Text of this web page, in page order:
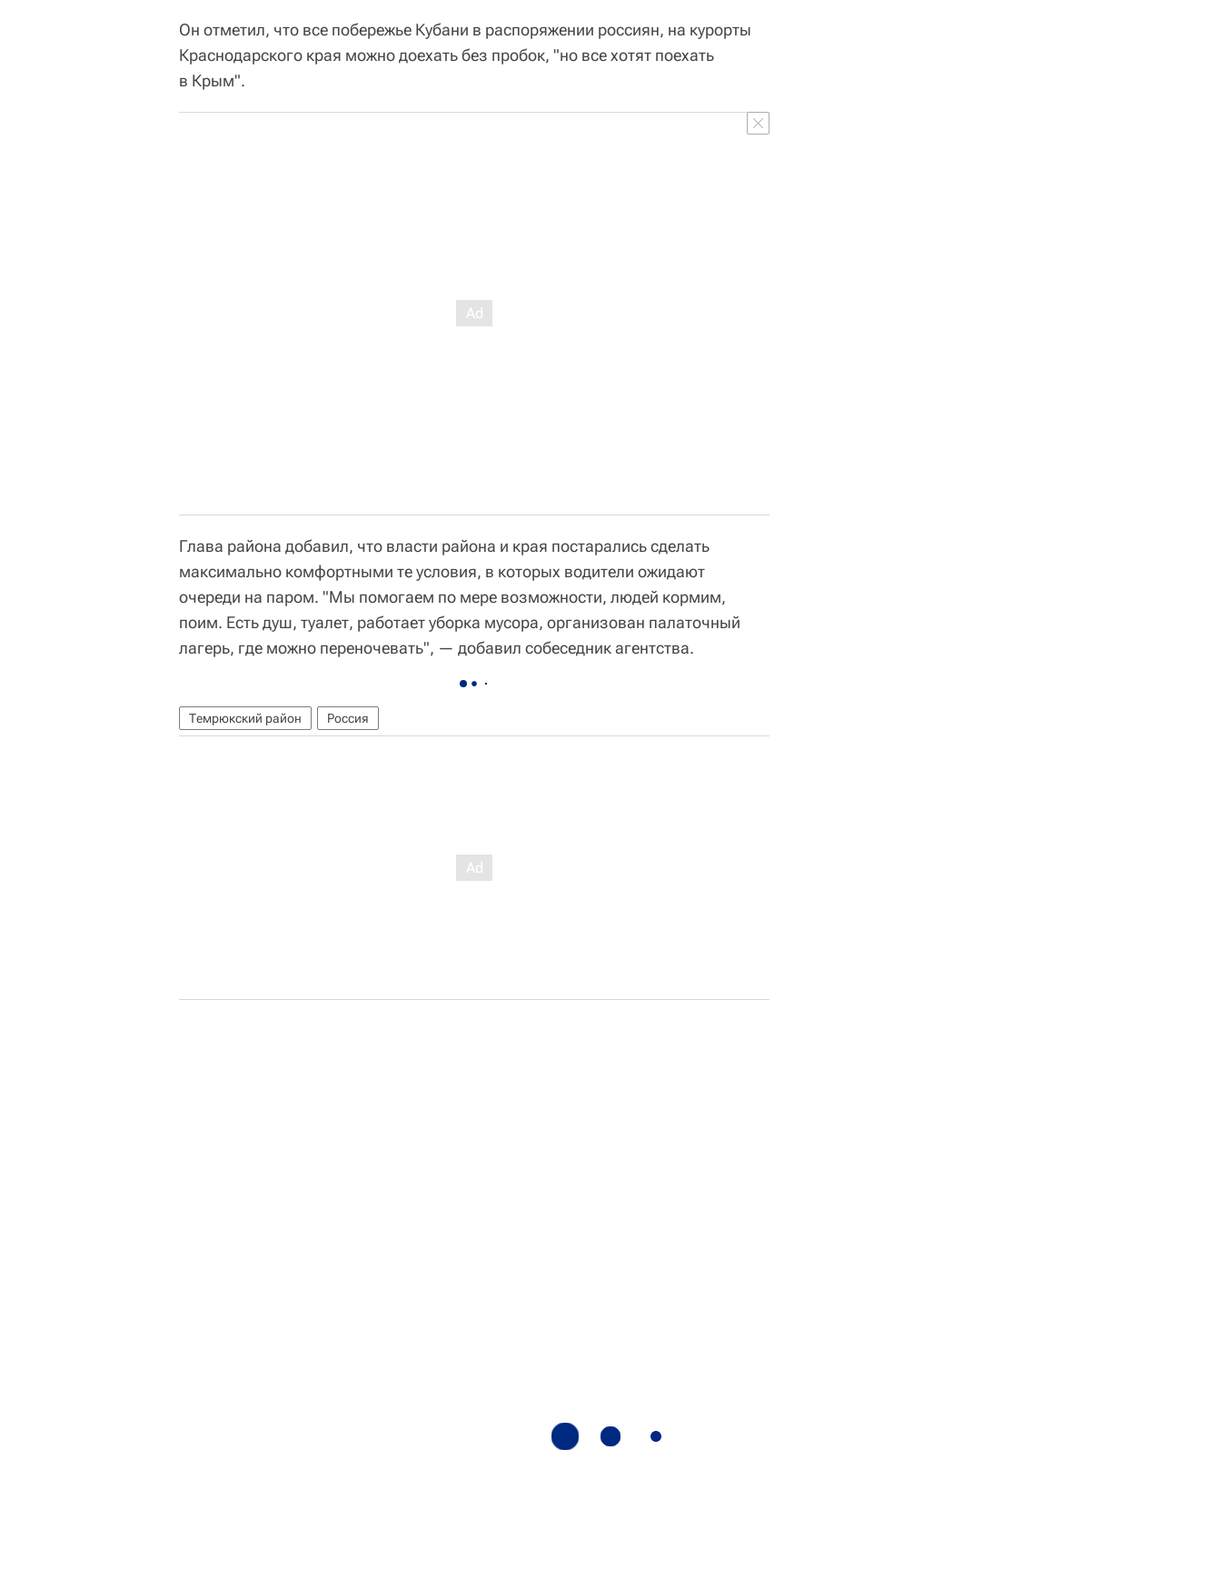
Он отметил, что все побережье Кубани в распоряжении россиян, на курорты
Краснодарского края можно доехать без пробок, "но все хотят поехать
в Крым".
Глава района добавил, что власти района и края постарались сделать
максимально комфортными те условия, в которых водители ожидают
очереди на паром. "Мы помогаем по мере возможности, людей кормим,
поим. Есть душ, туалет, работает уборка мусора, организован палаточный
лагерь, где можно переночевать", — добавил собеседник агентства.
Темрюкский район Россия